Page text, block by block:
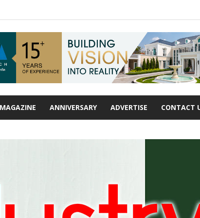
MAGAZINE ANNIVERSARY ADVERTISE CONTACT